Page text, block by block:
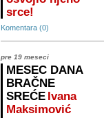
srce!
Komentara (0)
pre 19 meseci
MESEC DANA
BRAČNE
SREĆE Ivana
Maksimović